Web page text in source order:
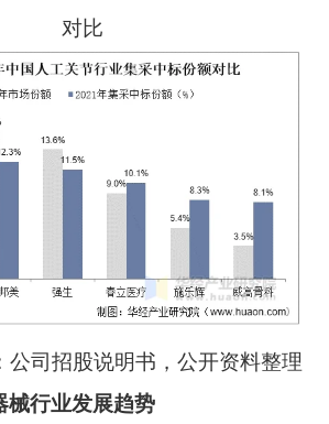
对比
公司招股说明书，公开资料整理
械行业发展趋势